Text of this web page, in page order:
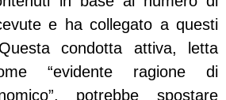
e ha collegato a questi
condotta attiva, letta
“evidente ragione di
potrebbe spostare